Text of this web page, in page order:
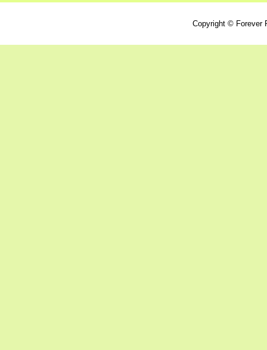
Copyright © Forever